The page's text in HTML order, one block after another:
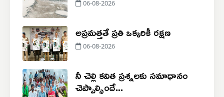
06-08-2026
అప్రమత్తతే ప్రతి ఒక్కరికీ రక్షణ
06-08-2026
నీ చెల్లి కవిత ప్రశ్నలకు సమాధానం
చెప్పాల్సిందే...